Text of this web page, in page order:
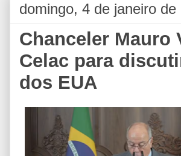
domingo, 4 de janeiro de
Chanceler Mauro
Celac para
dos EUA